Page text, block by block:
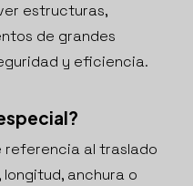
estructuras,
de grandes
y eficiencia.
referencia al traslado
anchura o